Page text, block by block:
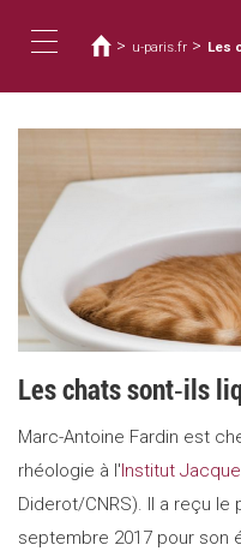
contenu
navigation
êtes
ici
> u-paris.fr > Les
Les chats sont‑ils
Marc-Antoine Fardin est
rhéologie à l'Institut
Diderot/CNRS). Il a reçu le
septembre 2017 pour son